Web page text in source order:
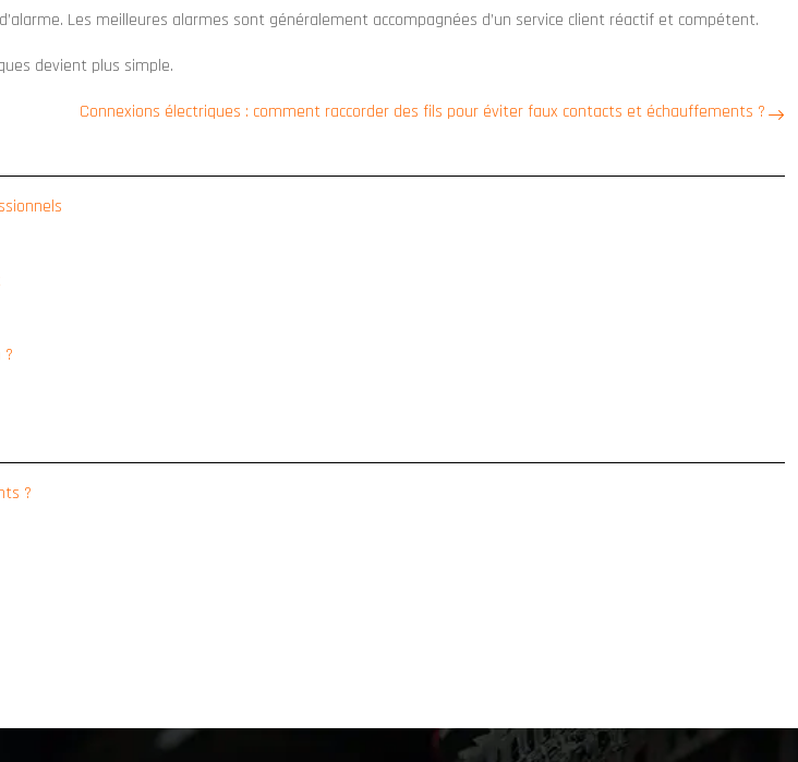
Les meilleures alarmes sont généralement accompagnées d’un service client réactif et compétent.
devient plus simple.
Connexions électriques : comment raccorder des fils pour éviter faux contacts et échauffements ?
?